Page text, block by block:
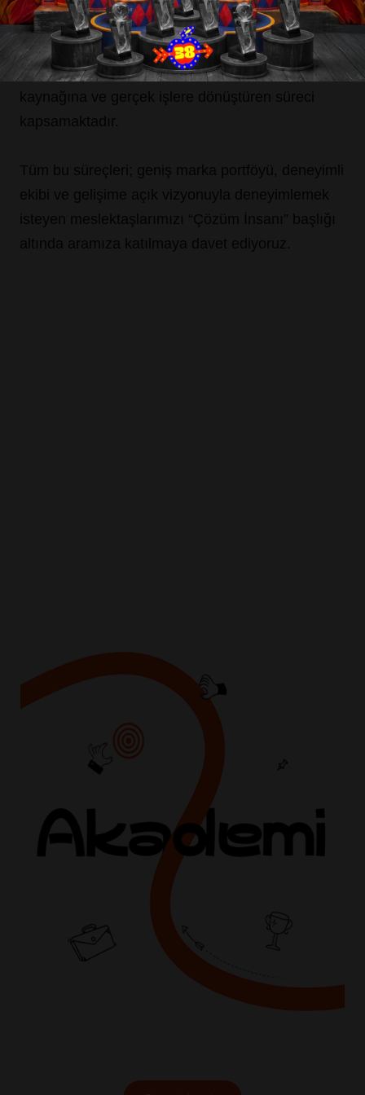
İletişim
Blog
harmanlayan “SoHo Akademi” oluşumudur.
“SoHo Staj” ise akademik bilgiyi deneyime, ilham